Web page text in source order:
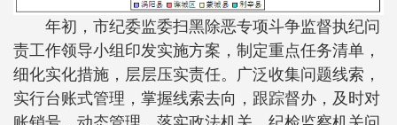
年初，市纪委监委扫黑除恶专项斗争监督执纪问
责工作领导小组印发实施方案，制定重点任务清单，
细化实化措施，层层压实责任。广泛收集问题线索，
实行台账式管理，掌握线索去向，跟踪督办，及时对